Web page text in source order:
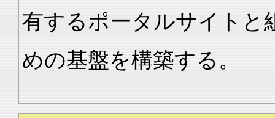
有するポータルサイトと
めの基盤を構築する。